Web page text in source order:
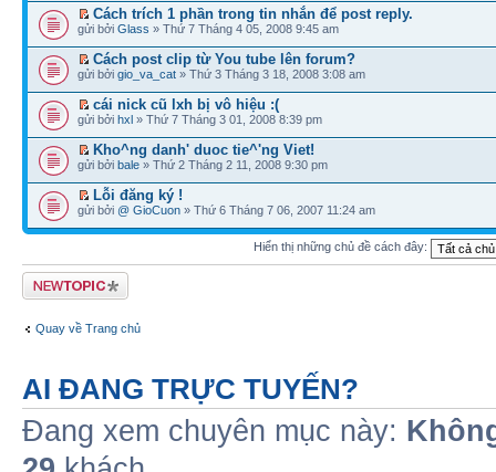
Cách trích 1 phần trong tin nhắn để post reply.
gửi bởi Glass » Thứ 7 Tháng 4 05, 2008 9:45 am
Cách post clip từ You tube lên forum?
gửi bởi gio_va_cat » Thứ 3 Tháng 3 18, 2008 3:08 am
cái nick cũ lxh bị vô hiệu :(
gửi bởi hxl » Thứ 7 Tháng 3 01, 2008 8:39 pm
Kho^ng danh' duoc tie^'ng Viet!
gửi bởi bale » Thứ 2 Tháng 2 11, 2008 9:30 pm
Lỗi đăng ký !
gửi bởi @ GioCuon » Thứ 6 Tháng 7 06, 2007 11:24 am
Hiển thị những chủ đề cách đây:
Tạo chủ đề mới
Quay về Trang chủ
AI ĐANG TRỰC TUYẾN?
Đang xem chuyên mục này: